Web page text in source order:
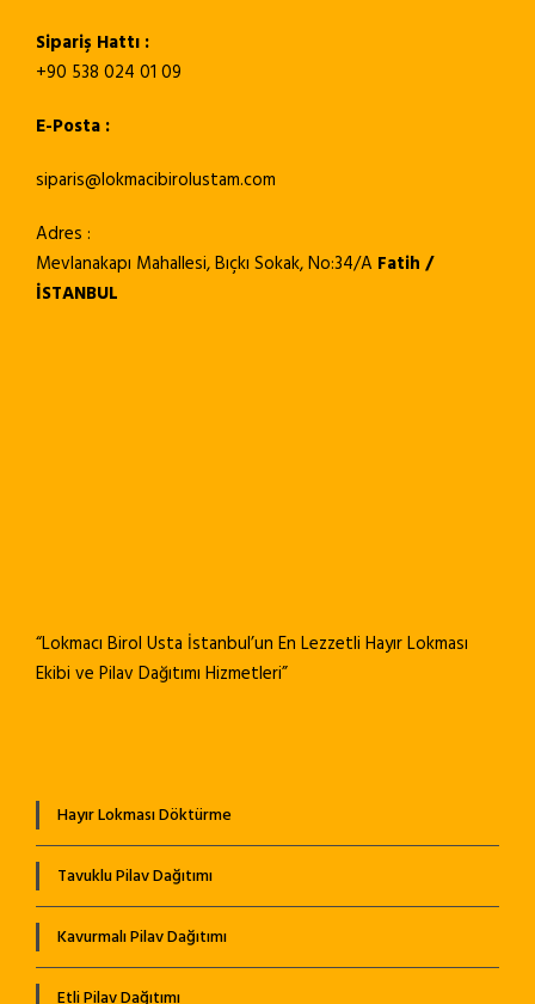
Sipariş Hattı :
+90 538 024 01 09
E-Posta :
siparis@lokmacibirolustam.com
Adres :
Mevlanakapı Mahallesi, Bıçkı Sokak, No:34/A Fatih /
İSTANBUL
“Lokmacı Birol Usta İstanbul’un En Lezzetli Hayır Lokması
Ekibi ve Pilav Dağıtımı Hizmetleri”
Hayır Lokması Döktürme
Tavuklu Pilav Dağıtımı
Kavurmalı Pilav Dağıtımı